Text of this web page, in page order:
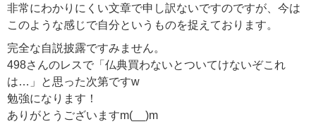
非常にわかりにくい文章で申し訳ないですのですが、今は
このような感じで自分というものを捉えております。
完全な自説披露ですみません。
498さんのレスで「仏典買わないとついてけないぞこれ
は…」と思った次第ですw
勉強になります！
ありがとうございますm(__)m